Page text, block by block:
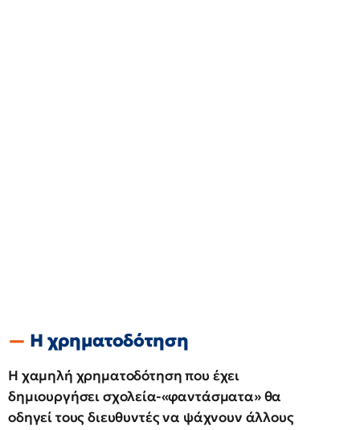
Η χρηματοδότηση
Η χαμηλή χρηματοδότηση που έχει
δημιουργήσει σχολεία-«φαντάσματα» θα
οδηγεί τους διευθυντές να ψάχνουν άλλους